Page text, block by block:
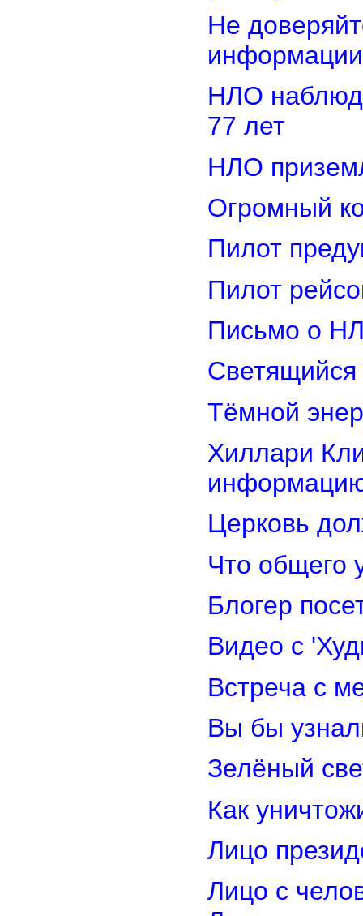
Не
информации
НЛО
77 лет
НЛО
Огромный
Пилот
Пилот
Письмо о
Светящийся
Тёмной
Хиллари
Церковь
Что общего
Блогер
Видео с
Встреча с
Вы бы
Зелёный
Как
Лицо
Лицо с